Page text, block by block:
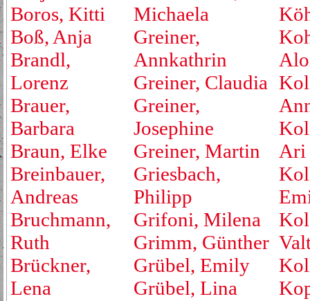
Boros, Kitti
Boß, Anja
Brandl,
Lorenz
Brauer,
Barbara
Braun, Elke
Breinbauer,
Andreas
Bruchmann,
Ruth
Brückner,
Lena
Michaela
Greiner,
Annkathrin
Greiner, Claudia
Greiner,
Josephine
Greiner, Martin
Griesbach,
Philipp
Grifoni, Milena
Grimm, Günther
Grübel, Emily
Grübel, Lina
Ari